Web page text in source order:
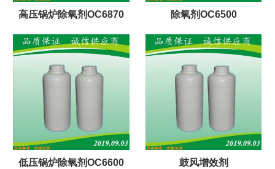
高压锅炉除氧剂OC6870 除氧剂OC6500
低压锅炉除氧剂OC6600 鼓风增效剂